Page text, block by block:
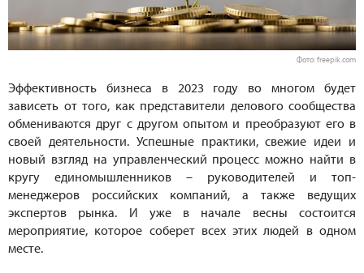
Фото: freepik.com
Эффективность бизнеса в 2023 году во многом будет
зависеть от того, как представители делового сообщества
обмениваются друг с другом опытом и преобразуют его в
своей деятельности. Успешные практики, свежие идеи и
новый взгляд на управленческий процесс можно найти в
кругу единомышленников – руководителей и топ-
менеджеров российских компаний, а также ведущих
экспертов рынка. И уже в начале весны состоится
мероприятие, которое соберет всех этих людей в одном
месте.